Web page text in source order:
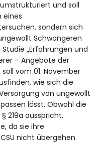
und soll
eines
sondern sich
Schwangeren
„Erfahrungen und
– Angebote der
vom 01. November
wie sich die
von ungewollt
lässt. Obwohl die
219a ausspricht,
da sie ihre
nicht übergehen